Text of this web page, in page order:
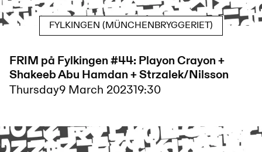
FYLKINGEN (MÜNCHENBRYGGERIET)
FRIM på Fylkingen #44: Playon Crayon +
Shakeeb Abu Hamdan + Strzalek/Nilsson
Thursday9 March 202319:30